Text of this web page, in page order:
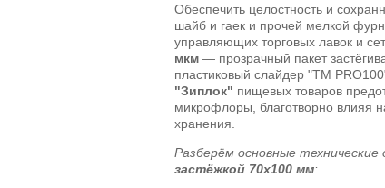
Обеспечить целостность и
шайб и гаек и прочей мелкой
управляющих торговых лавок и
мкм — прозрачный пакет
пластиковый слайдер "TM
"Зиплок" пищевых товаров
микрофлоры, благотворно влияя
хранения.
Разберём основные технические
застёжкой 70х100 мм: